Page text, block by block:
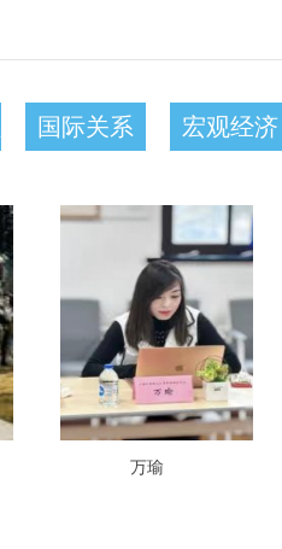
国际关系 宏观经济
万瑜